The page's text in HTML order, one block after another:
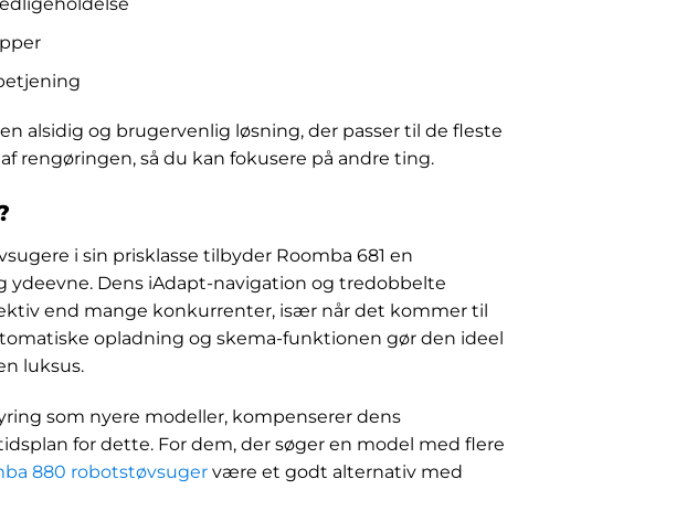
alsidig og brugervenlig løsning, der passer til de fleste
rengøringen, så du kan fokusere på andre ting.
i sin prisklasse tilbyder Roomba 681 en
ydeevne. Dens iAdapt-navigation og tredobbelte
end mange konkurrenter, især når det kommer til
opladning og skema-funktionen gør den ideel
luksus.
som nyere modeller, kompenserer dens
for dette. For dem, der søger en model med flere
880 robotstøvsuger være et godt alternativ med